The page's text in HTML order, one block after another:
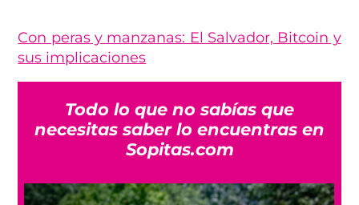
Con peras y manzanas: El Salvador, Bitcoin y
sus implicaciones
Todo lo que no sabías que
necesitas saber lo encuentras en
Sopitas.com